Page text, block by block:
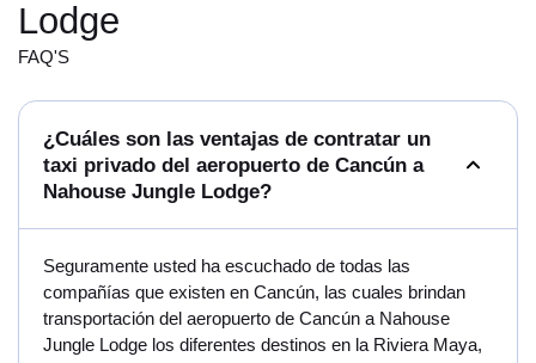
Lodge
FAQ'S
¿Cuáles son las ventajas de contratar un
taxi privado del aeropuerto de Cancún a
Nahouse Jungle Lodge?
Seguramente usted ha escuchado de todas las
compañías que existen en Cancún, las cuales brindan
transportación del aeropuerto de Cancún a Nahouse
Jungle Lodge los diferentes destinos en la Riviera Maya,